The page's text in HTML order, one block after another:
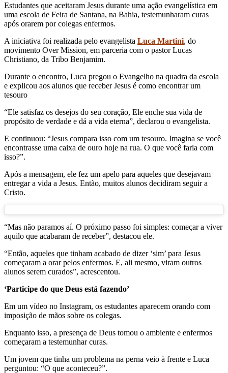
Estudantes que aceitaram Jesus durante uma ação evangelística em
uma escola de Feira de Santana, na Bahia, testemunharam curas
após orarem por colegas enfermos.
A iniciativa foi realizada pelo evangelista Luca Martini, do
movimento Over Mission, em parceria com o pastor Lucas
Christiano, da Tribo Benjamim.
Durante o encontro, Luca pregou o Evangelho na quadra da escola
e explicou aos alunos que receber Jesus é como encontrar um
tesouro
“Ele satisfaz os desejos do seu coração, Ele enche sua vida de
propósito de verdade e dá a vida eterna”, declarou o evangelista.
E continuou: “Jesus compara isso com um tesouro. Imagina se você
encontrasse uma caixa de ouro hoje na rua. O que você faria com
isso?”.
Após a mensagem, ele fez um apelo para aqueles que desejavam
entregar a vida a Jesus. Então, muitos alunos decidiram seguir a
Cristo.
“Mas não paramos aí. O próximo passo foi simples: começar a viver
aquilo que acabaram de receber”, destacou ele.
“Então, aqueles que tinham acabado de dizer ‘sim’ para Jesus
começaram a orar pelos enfermos. E, ali mesmo, viram outros
alunos serem curados”, acrescentou.
‘Participe do que Deus está fazendo’
Em um vídeo no Instagram, os estudantes aparecem orando com
imposição de mãos sobre os colegas.
Enquanto isso, a presença de Deus tomou o ambiente e enfermos
começaram a testemunhar curas.
Um jovem que tinha um problema na perna veio à frente e Luca
perguntou: “O que aconteceu?”.